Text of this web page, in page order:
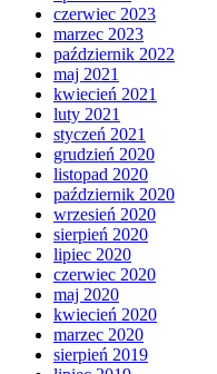
czerwiec 2023
marzec 2023
październik 2022
maj 2021
kwiecień 2021
luty 2021
styczeń 2021
grudzień 2020
listopad 2020
październik 2020
wrzesień 2020
sierpień 2020
lipiec 2020
czerwiec 2020
maj 2020
kwiecień 2020
marzec 2020
sierpień 2019